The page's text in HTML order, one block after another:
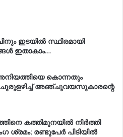
ഇടയിൽ സ്ഥിരമായി
ഇതാകാം…
കൊന്നതും
അഞ്ചുവയസുകാരന്റെ
കത്തിമുനയിൽ നിർത്തി
ശ്രമം; രണ്ടുപേർ പിടിയിൽ